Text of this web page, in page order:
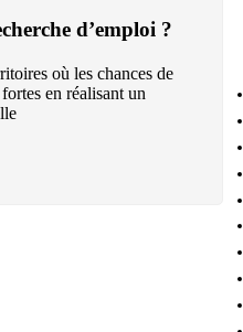
d’emploi ?
où les chances de
en réalisant un